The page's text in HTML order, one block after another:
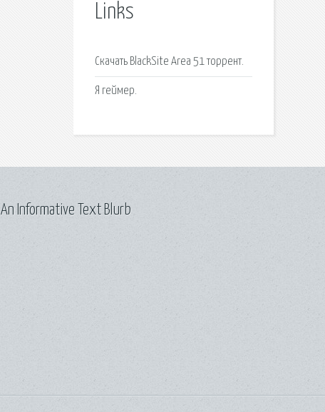
Links
Скачать BlackSite Area 51 торрент.
Я геймер.
An Informative Text Blurb